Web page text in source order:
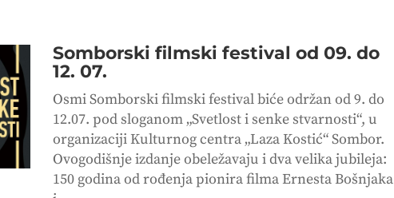
Somborski filmski festival od 09. do
12. 07.
Osmi Somborski filmski festival biće održan od 9. do
12.07. pod sloganom „Svetlost i senke stvarnosti“, u
organizaciji Kulturnog centra „Laza Kostić“ Sombor.
Ovogodišnje izdanje obeležavaju i dva velika jubileja:
150 godina od rođenja pionira filma Ernesta Bošnjaka